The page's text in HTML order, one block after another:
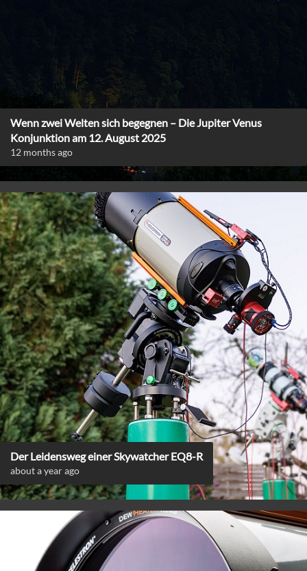
Wenn zwei Welten sich begegnen – Die Jupiter Venus
Konjunktion am 12. August 2025
12 months ago
Der Leidensweg einer Skywatcher EQ8-R
about a year ago